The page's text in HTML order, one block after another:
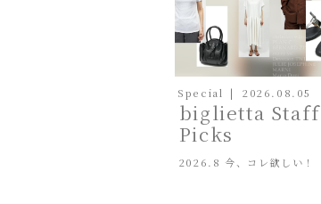
Special 2026.08.05
biglietta Staff
Picks
2026.8 今、コレ欲しい！